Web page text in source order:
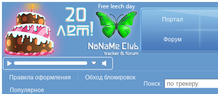
Портал
Форум
Правила оформления
Обход блокировок
Популярное
Поиск :